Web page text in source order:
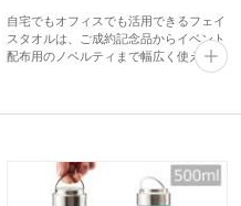
自宅でもオフィスでも活用できるフェイ
スタオルは、ご成約記念品からイベント
配布用のノベルティまで幅広く使えま
す。「上げ落ちジャガード織り」と呼ば
に優しい触り心地です。
色落ちの心配がないので、企業名やロゴ
を名入れすれば販促効果が長続き!生活